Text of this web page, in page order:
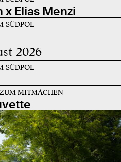
Elias Menzi
SÜDPOL
2026
SÜDPOL
MITMACHEN